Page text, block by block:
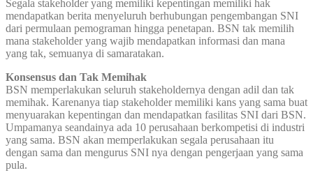
Segala stakeholder yang memiliki kepentingan memiliki hak
mendapatkan berita menyeluruh berhubungan pengembangan SNI
dari permulaan pemograman hingga penetapan. BSN tak memilih
mana stakeholder yang wajib mendapatkan informasi dan mana
yang tak, semuanya di samaratakan.
Konsensus dan Tak Memihak
BSN memperlakukan seluruh stakeholdernya dengan adil dan tak
memihak. Karenanya tiap stakeholder memiliki kans yang sama buat
menyuarakan kepentingan dan mendapatkan fasilitas SNI dari BSN.
Umpamanya seandainya ada 10 perusahaan berkompetisi di industri
yang sama. BSN akan memperlakukan segala perusahaan itu
dengan sama dan mengurus SNI nya dengan pengerjaan yang sama
pula.